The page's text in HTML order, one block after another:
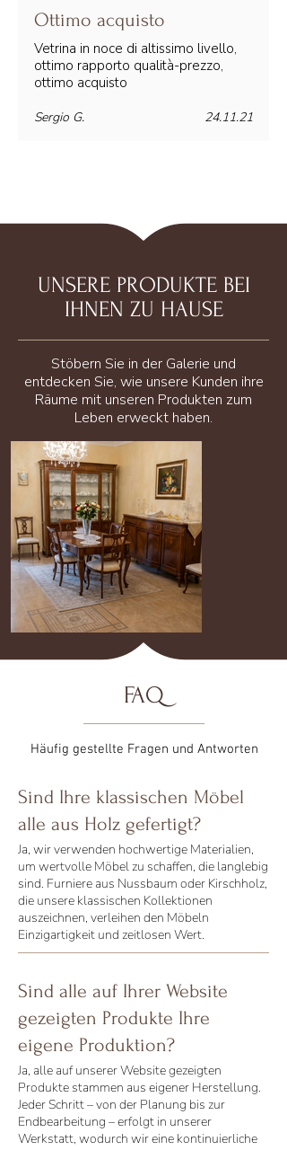
Ottimo acquisto
Vetrina in noce di altissimo livello,
ottimo rapporto qualità-prezzo,
ottimo acquisto
24.11.21
Sergio G.
UNSERE PRODUKTE BEI
IHNEN ZU HAUSE
Stöbern Sie in der Galerie und
entdecken Sie, wie unsere Kunden ihre
Räume mit unseren Produkten zum
Leben erweckt haben.
FAQ
Häufig gestellte Fragen und Antworten
Sind Ihre klassischen Möbel
alle aus Holz gefertigt?
Ja, wir verwenden hochwertige Materialien,
um wertvolle Möbel zu schaffen, die langlebig
sind. Furniere aus Nussbaum oder Kirschholz,
die unsere klassischen Kollektionen
auszeichnen, verleihen den Möbeln
Einzigartigkeit und zeitlosen Wert.
Sind alle auf Ihrer Website
gezeigten Produkte Ihre
eigene Produktion?
Ja, alle auf unserer Website gezeigten
Produkte stammen aus eigener Herstellung.
Jeder Schritt – von der Planung bis zur
Endbearbeitung – erfolgt in unserer
Werkstatt, wodurch wir eine kontinuierliche